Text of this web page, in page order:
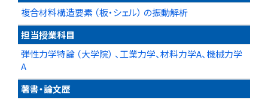
複合材料構造要素 （板・シェル） の振動解析
担当授業科目
弾性力学特論 （大学院） 、工業力学、材料力学A、機械力学
A
著書・論文歴